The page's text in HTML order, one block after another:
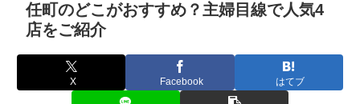
任町のどこがおすすめ？主婦目線で人気4
店をご紹介
X Facebook はてブ